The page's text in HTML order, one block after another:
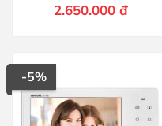
2.650.000 đ
-5%